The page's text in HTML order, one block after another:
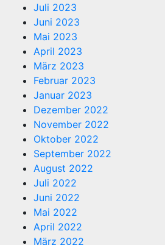
Juli 2023
Juni 2023
Mai 2023
April 2023
März 2023
Februar 2023
Januar 2023
Dezember 2022
November 2022
Oktober 2022
September 2022
August 2022
Juli 2022
Juni 2022
Mai 2022
April 2022
März 2022